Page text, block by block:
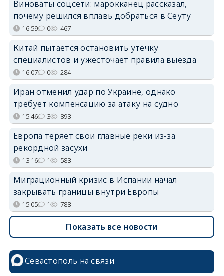
Виноваты соцсети: марокканец рассказал,
почему решился вплавь добраться в Сеуту
16:59 0 467
Китай пытается остановить утечку
специалистов и ужесточает правила выезда
16:07 0 284
Иран отменил удар по Украине, однако
требует компенсацию за атаку на судно
15:46 3 893
Европа теряет свои главные реки из-за
рекордной засухи
13:16 1 583
Миграционный кризис в Испании начал
закрывать границы внутри Европы
15:05 1 788
Показать все новости
Севастополь на связи